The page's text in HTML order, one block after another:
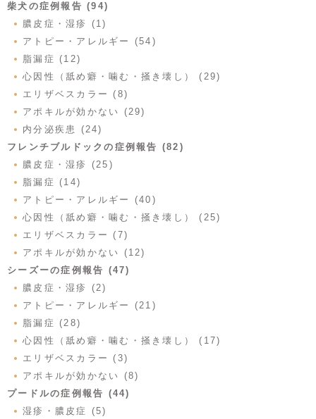
柴犬の症例報告 (94)
膿皮症・湿疹 (1)
アトピー・アレルギー (54)
脂漏症 (12)
心因性（舐め癖・噛む・掻き壊し） (29)
エリザベスカラー (8)
アポキルが効かない (29)
内分泌疾患 (24)
フレンチブルドックの症例報告 (82)
膿皮症・湿疹 (25)
脂漏症 (14)
アトピー・アレルギー (40)
心因性（舐め癖・噛む・掻き壊し） (25)
エリザベスカラー (7)
アポキルが効かない (12)
シーズーの症例報告 (47)
膿皮症・湿疹 (2)
アトピー・アレルギー (21)
脂漏症 (28)
心因性（舐め癖・噛む・掻き壊し） (17)
エリザベスカラー (3)
アポキルが効かない (8)
プードルの症例報告 (44)
湿疹・膿皮症 (5)